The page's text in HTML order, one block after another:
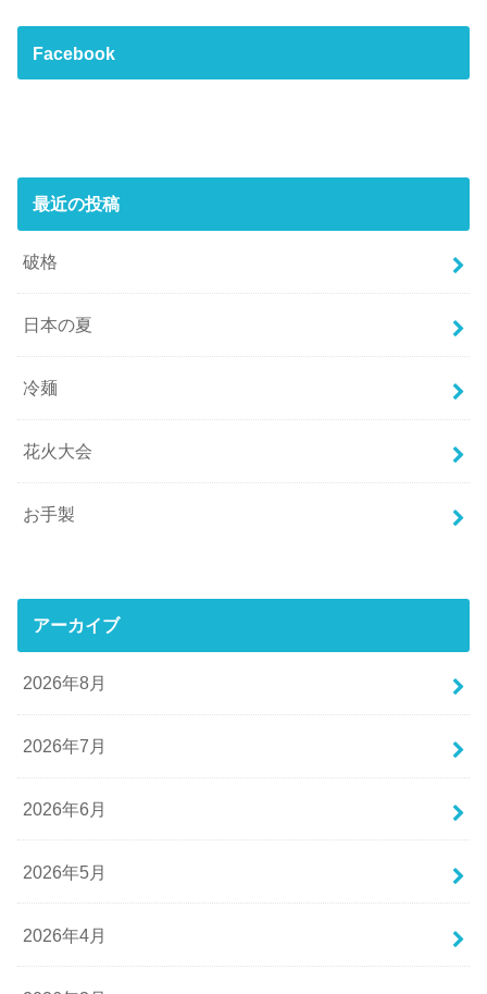
Facebook
最近の投稿
破格
日本の夏
冷麺
花火大会
お手製
アーカイブ
2026年8月
2026年7月
2026年6月
2026年5月
2026年4月